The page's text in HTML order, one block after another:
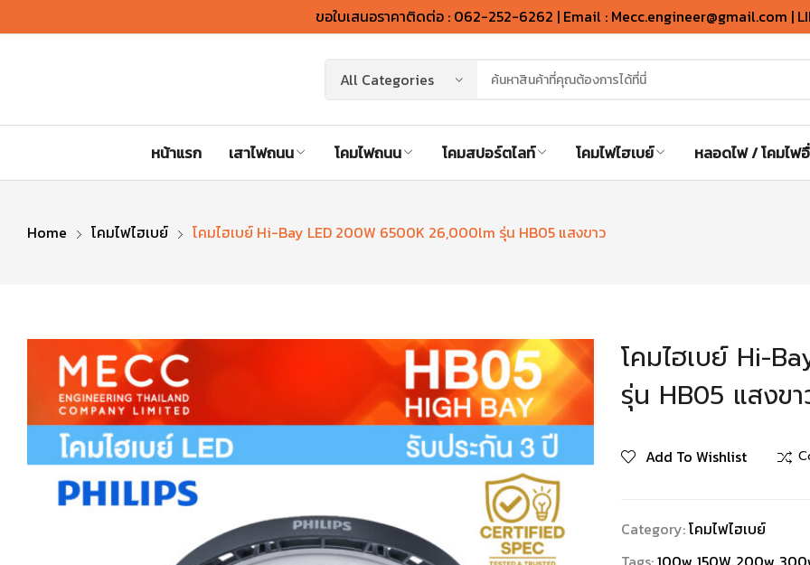
ขอใบเสนอราคาติดต่อ : 062-252-6262 | Email : Mecc.engineer@gmail.com |
หน้าแรก เสาไฟถนน โคมไฟถนน โคมสปอร์ตไลท์ โคมไฟไฮเบย์ หลอดไฟ / โคมไฟ
Home โคมไฟไฮเบย์ โคมไฮเบย์ Hi-Bay LED 200W 6500K 26,000lm รุ่น HB05 แสงขาว
โคมไฮเบย์ Hi-
รุ่น HB05 แสงข
Add To Wishlist
Category:โคมไฟไฮเบย์